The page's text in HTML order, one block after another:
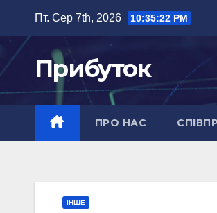
вмісту
Пт. Сер 7th, 2026 10:35:23 PM
Прибуток
ПРО НАС
ІНШЕ